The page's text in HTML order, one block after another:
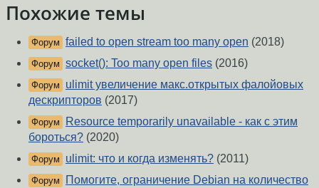
Похожие темы
Форум failed to open stream too many open (2018)
Форум socket(): Too many open files (2016)
Форум
ulimit увеличение макс.открытых фалойовых
дескрипторов (2017)
Форум
Resource temporarily unavailable - как с этим
бороться? (2020)
Форум ulimit: что и когда изменять? (2011)
Форум
Помогите, ограничение Debian на количество